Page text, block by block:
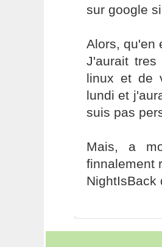
sur google
Alors, qu'en
J'aurait tres
linux et de
lundi et
suis pas
Mais, a
finnalement
NightIsBack